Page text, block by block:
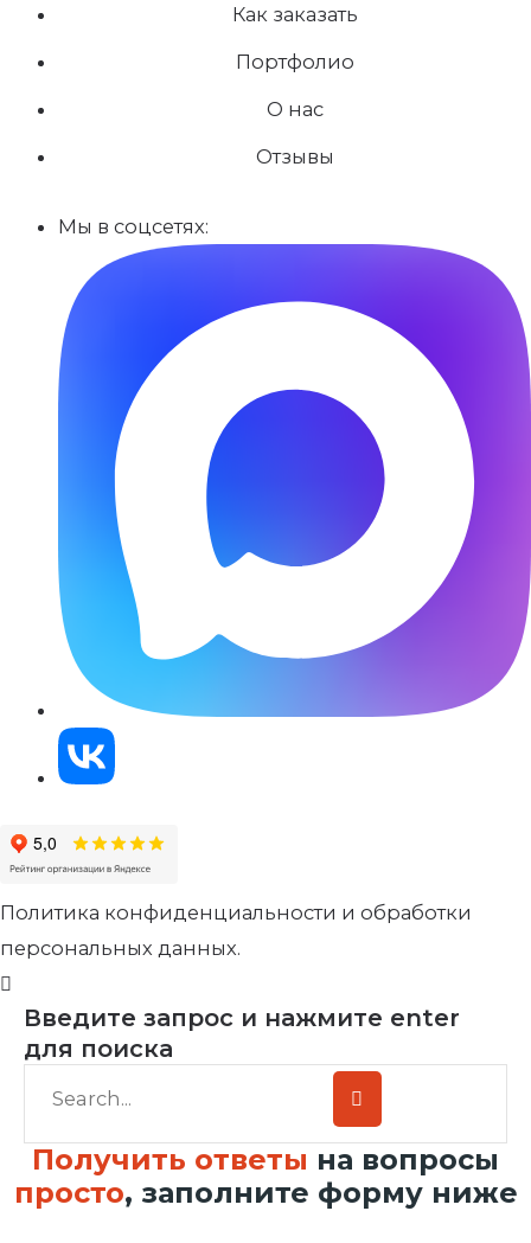
Как заказать
Портфолио
О нас
Отзывы
Мы в соцсетях:
Политика конфиденциальности и обработки
персональных данных.
Введите запрос и нажмите enter
для поиска
Получить ответы на вопросы
просто, заполните форму ниже